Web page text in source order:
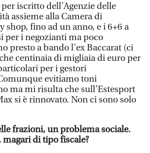
iscritto dell’Agenzie delle
assieme alla Camera di
fino ad un anno, e i 6+6 a
per i negozianti ma poco
presto a bando l’ex Baccarat (ci
centinaia di migliaia di euro per
per i gestori
evitiamo toni
ma mi risulta che sull’Estesport
si è rinnovato. Non ci sono solo
frazioni, un problema sociale.
di tipo fiscale?